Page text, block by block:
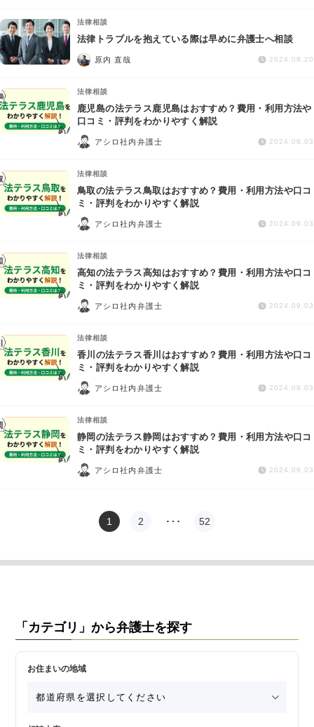
法律相談
法律トラブルを抱えている際は早めに弁護士へ相談
原内 直哉 2024.09.20
法律相談
鹿児島の法テラス鹿児島はおすすめ？費用・利用方法や
口コミ・評判をわかりやすく解説
アシロ社内弁護士 2024.09.03
法律相談
鳥取の法テラス鳥取はおすすめ？費用・利用方法や口コ
ミ・評判をわかりやすく解説
アシロ社内弁護士 2024.09.03
法律相談
高知の法テラス高知はおすすめ？費用・利用方法や口コ
ミ・評判をわかりやすく解説
アシロ社内弁護士 2024.09.03
法律相談
香川の法テラス香川はおすすめ？費用・利用方法や口コ
ミ・評判をわかりやすく解説
アシロ社内弁護士 2024.09.03
法律相談
静岡の法テラス静岡はおすすめ？費用・利用方法や口コ
ミ・評判をわかりやすく解説
アシロ社内弁護士 2024.09.03
1 2 … 52
「カテゴリ」から弁護士を探す
お住まいの地域